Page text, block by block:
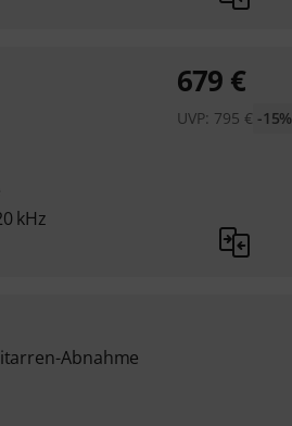
kHz
679 €
UVP: 795 € -15%
Abnahme